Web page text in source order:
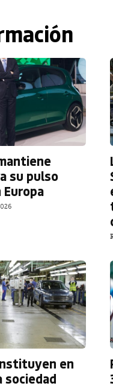
su pulso
en
sociedad